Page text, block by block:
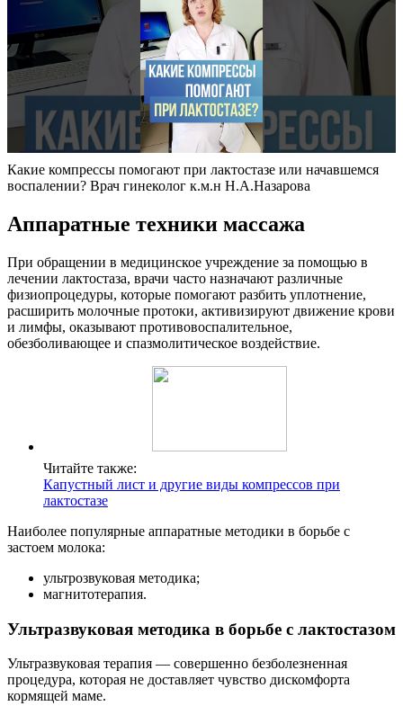
Какие компрессы помогают при лактостазе или начавшемся
воспалении? Врач гинеколог к.м.н Н.А.Назарова
Аппаратные техники массажа
При обращении в медицинское учреждение за помощью в
лечении лактостаза, врачи часто назначают различные
физиопроцедуры, которые помогают разбить уплотнение,
расширить молочные протоки, активизируют движение крови
и лимфы, оказывают противовоспалительное,
обезболивающее и спазмолитическое воздействие.
Читайте также:
Капустный лист и другие виды компрессов при
лактостазе
Наиболее популярные аппаратные методики в борьбе с
застоем молока:
ультрозвуковая методика;
магнитотерапия.
Ультразвуковая методика в борьбе с лактостазом
Ультразвуковая терапия — совершенно безболезненная
процедура, которая не доставляет чувство дискомфорта
кормящей маме.